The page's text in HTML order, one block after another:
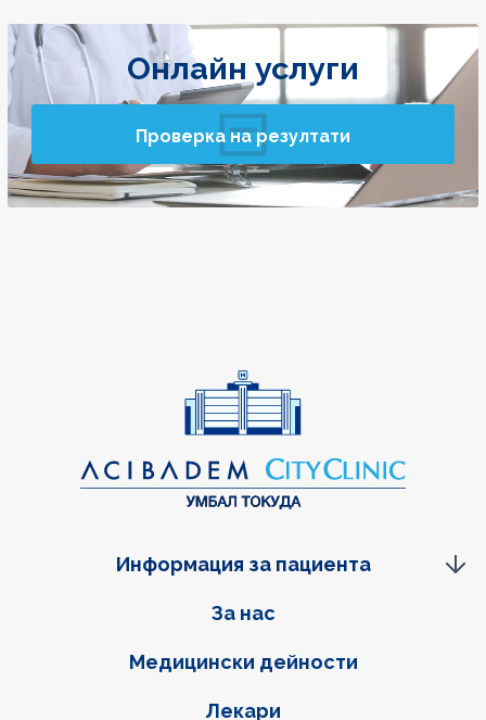
Онлайн услуги
Проверка на резултати
Фуутер навигация
За нас
Медицински дейности
Лекари
Информация за пациента